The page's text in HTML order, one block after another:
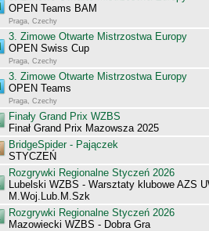
OPEN Teams BAM
Praga, Czechy
3. Zimowe Otwarte Mistrzostwa Europy
OPEN Swiss Cup
Praga, Czechy
3. Zimowe Otwarte Mistrzostwa Europy
OPEN Teams
Praga, Czechy
Finały Grand Prix WZBS
Finał Grand Prix Mazowsza 2025
BridgeSpider - Pajączek
STYCZEŃ
Rozgrywki Regionalne Styczeń 2026
Lubelski WZBS - Warsztaty klubowe AZS
M.Woj.Lub.M.Szk
Rozgrywki Regionalne Styczeń 2026
Mazowiecki WZBS - Dobra Gra